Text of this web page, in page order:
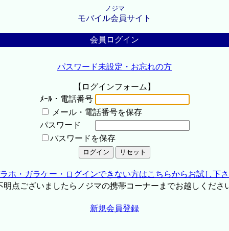
ノジマ
モバイル会員サイト
会員ログイン
パスワード未設定・お忘れの方
【ログインフォーム】
ﾒｰﾙ・電話番号
メール・電話番号を保存
パスワード
パスワードを保存
ホ・ガラケー・ログインできない方はこちらからお試し下
点ございましたらノジマの携帯コーナーまでお越しくださ
新規会員登録